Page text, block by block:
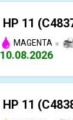
HP 11
MAGENTA
10.08.2026
HP 11